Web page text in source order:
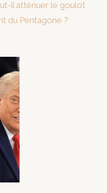
il atténuer le goulot
du Pentagone ?